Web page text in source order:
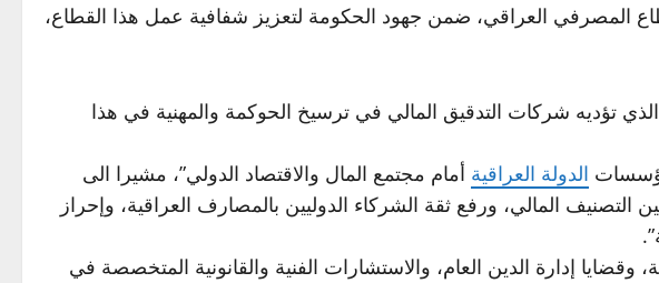
المصرفي العراقي، ضمن جهود الحكومة لتعزيز شفافية عمل هذا القطاع،
الذي تؤديه شركات التدقيق المالي في ترسيخ الحوكمة والمهنية في هذا
الدولة العراقية أمام مجتمع المال والاقتصاد الدولي”، مشيرا الى
المالي، ورفع ثقة الشركاء الدوليين بالمصارف العراقية، وإحراز
إدارة الدين العام، والاستشارات الفنية والقانونية المتخصصة في